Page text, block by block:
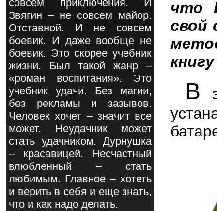
что
свой
В
совсем приключения. И
Звягин – не совсем майор.
Отставной. И не совсем
боевик. И даже вообще не
боевик. Это скорее учебник
жизни. Был такой жанр –
«роман воспитания». Это
учебник удачи. Без магии,
без рекламы и зазывов.
Человек хочет – значит все
может. Неудачник может
стать удачником. Дурнушка
– красавицей. Несчастный
влюбленный – стать
любимым. Главное – хотеть
и верить в себя и еще знать,
что и как надо делать.